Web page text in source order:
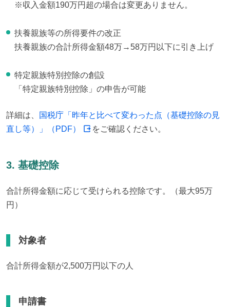
※収入金額190万円超の場合は変更ありません。
扶養親族等の所得要件の改正
扶養親族の合計所得金額48万→58万円以下に引き上げ
特定親族特別控除の創設
「特定親族特別控除」の申告が可能
詳細は、
国税庁「昨年と比べて変わった点（基礎控除の見
直し等）」（PDF）
をご確認ください。
3. 基礎控除
合計所得金額に応じて受けられる控除です。（最大95万
円）
対象者
合計所得金額が2,500万円以下の人
申請書